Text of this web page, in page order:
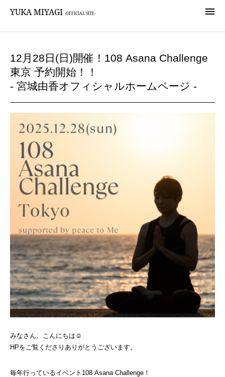

YUKA MIYAGI -OFFICIAL SITE-
12月28日(日)開催！108 Asana Challenge
東京 予約開始！！
- 宮城由香オフィシャルホームページ -
みなさん、こんにちは☺
HPをご覧くださりありがとうございます。
毎年行っているイベント108 Asana Challenge！